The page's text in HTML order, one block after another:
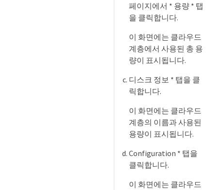
페이지에서 * 용량 * 탭
을 클릭합니다.
이 화면에는 클라우드
계층에서 사용된 총 용
량이 표시됩니다.
디스크 정보 * 탭을 클
릭합니다.
이 화면에는 클라우드
계층의 이름과 사용된
용량이 표시됩니다.
Configuration * 탭을
클릭합니다.
이 화면에는 클라우드